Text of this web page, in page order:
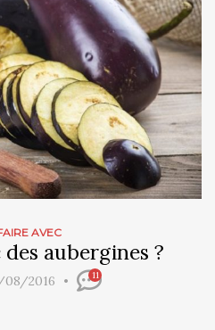
AVEC
aubergines ?
08/2016 11